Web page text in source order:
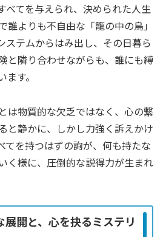
べてを与えられ、決められた人生
誰よりも不自由な「籠の中の鳥」
ステムからはみ出し、その日暮ら
と隣り合わせながらも、誰にも縛
す。
は物質的な欠乏ではなく、心の繋
と静かに、しかし力強く訴えかけ
てを持つはずの詢が、何も持たな
く様に、圧倒的な説得力が生まれ
展開と、心を抉るミステリ